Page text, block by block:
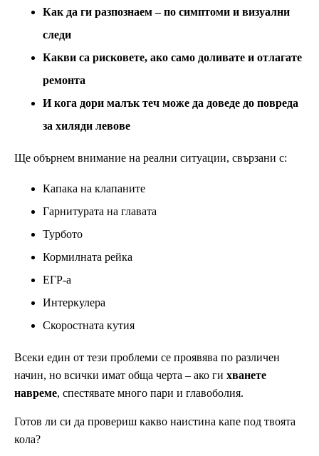
Как да ги разпознаем – по симптоми и визуални
следи
Какви са рисковете, ако само доливате и отлагате
ремонта
И кога дори малък теч може да доведе до повреда
за хиляди левове
Ще обърнем внимание на реални ситуации, свързани с:
Капака на клапаните
Гарнитурата на главата
Турбото
Кормилната рейка
ЕГР-а
Интеркулера
Скоростната кутия
Всеки един от тези проблеми се проявява по различен
начин, но всички имат обща черта – ако ги хванете
навреме, спестявате много пари и главоболия.
Готов ли си да провериш какво наистина капе под твоята
кола?